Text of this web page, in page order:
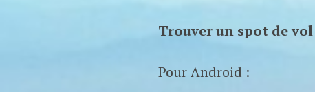
Trouver un spot de vol
Pour Android :